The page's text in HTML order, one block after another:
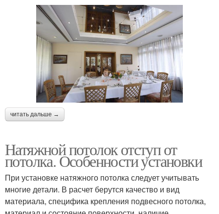
читать дальше →
Натяжной потолок отступ от
потолка. Особенности установки
При установке натяжного потолка следует учитывать
многие детали. В расчет берутся качество и вид
материала, специфика крепления подвесного потолка,